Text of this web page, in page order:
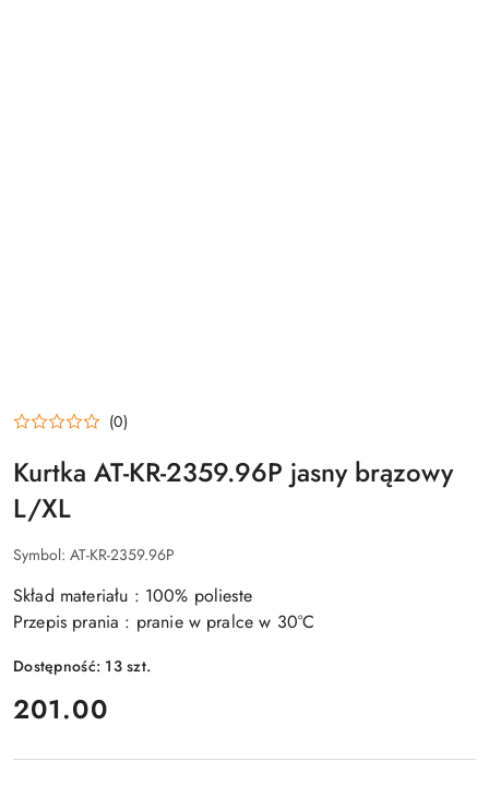
(0)
Kurtka AT-KR-2359.96P jasny brązowy
L/XL
Symbol: AT-KR-2359.96P
Skład materiału : 100% polieste
Przepis prania : pranie w pralce w 30°C
Dostępność: 13szt.
cena:
201.00